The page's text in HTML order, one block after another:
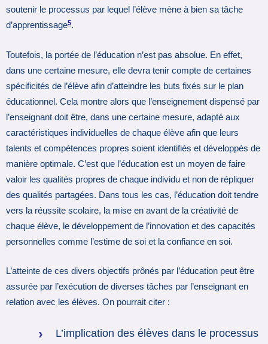
soutenir le processus par lequel l’élève mène à bien sa tâche
d’apprentissage5.
Toutefois, la portée de l’éducation n’est pas absolue. En effet,
dans une certaine mesure, elle devra tenir compte de certaines
spécificités de l’élève afin d’atteindre les buts fixés sur le plan
éducationnel. Cela montre alors que l’enseignement dispensé par
l’enseignant doit être, dans une certaine mesure, adapté aux
caractéristiques individuelles de chaque élève afin que leurs
talents et compétences propres soient identifiés et développés de
manière optimale. C’est que l’éducation est un moyen de faire
valoir les qualités propres de chaque individu et non de répliquer
des qualités partagées. Dans tous les cas, l’éducation doit tendre
vers la réussite scolaire, la mise en avant de la créativité de
chaque élève, le développement de l’innovation et des capacités
personnelles comme l’estime de soi et la confiance en soi.
L’atteinte de ces divers objectifs prônés par l’éducation peut être
assurée par l’exécution de diverses tâches par l’enseignant en
relation avec les élèves. On pourrait citer :
L’implication des élèves dans le processus